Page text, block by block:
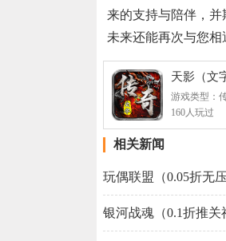
来的支持与陪伴，
未来还能再次与您相
天影（文
游戏类型：
160人玩过
相关新闻
玩偶联盟（0.05折无
银河战魂（0.1折推关